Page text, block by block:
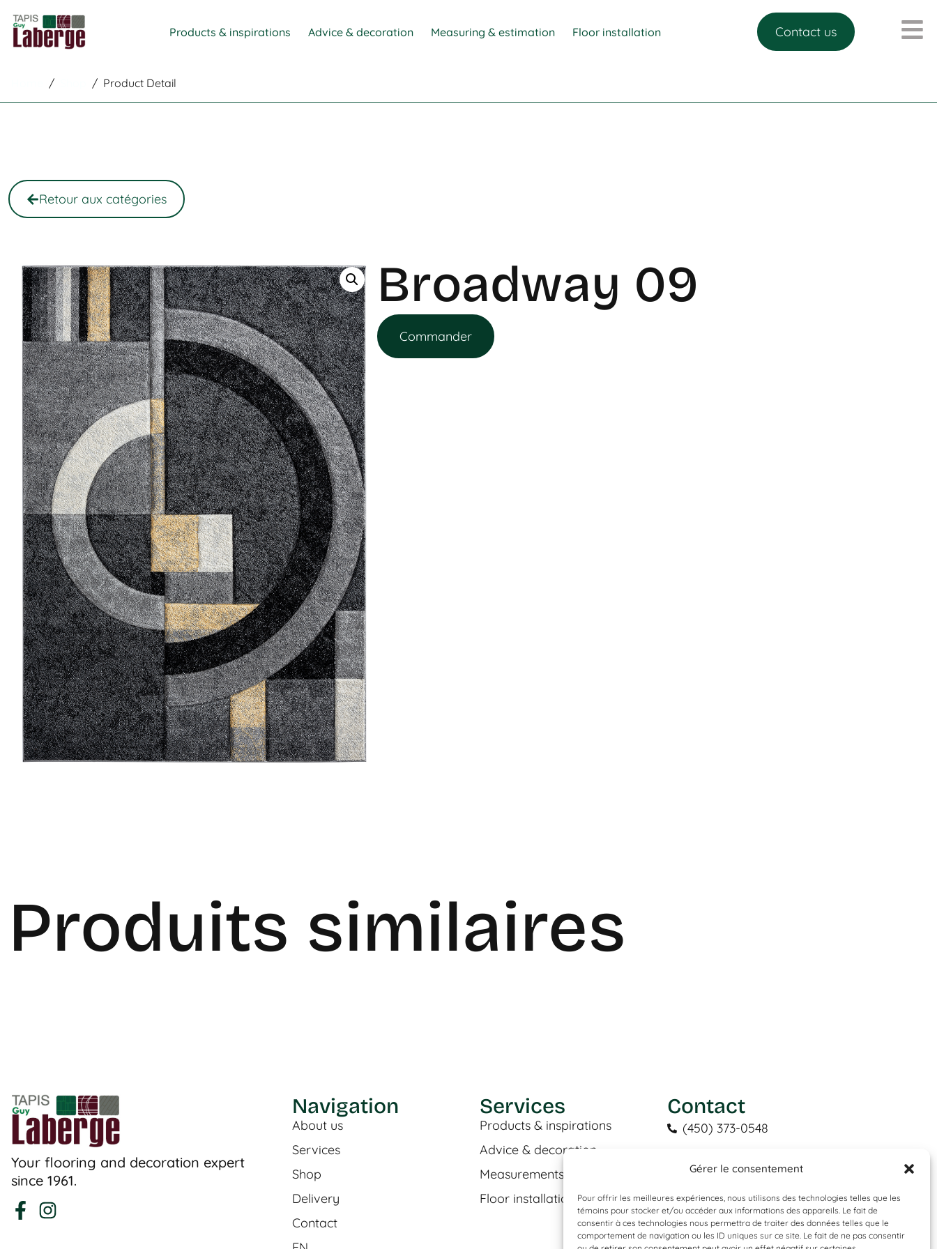
Gérer le consentement
Pour offrir les meilleures expériences, nous utilisons des technologies telles que les
témoins pour stocker et/ou accéder aux informations des appareils. Le fait de
consentir à ces technologies nous permettra de traiter des données telles que le
comportement de navigation ou les ID uniques sur ce site. Le fait de ne pas consentir
Products & inspirations Advice & decoration Measuring & estimation Floor installation Contact us
/ / Product Detail
Retour aux catégories
Broadway 09
Commander
Produits similaires
Your flooring and decoration expert
since 1961.
Navigation
About us
Services
Shop
Delivery
Contact
Services
Products & inspirations
Advice & decoration
Measurements & estimation
Floor installation
Contact
(450) 373-0548
Salaberry-de-Valleyfield, QC J6S 4Y2